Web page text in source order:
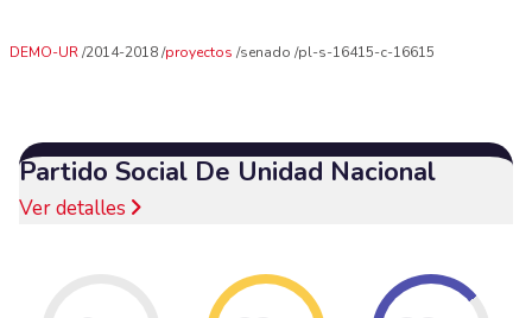
DEMO-UR 2014-2018 proyectos senado pl-s-16415-c-16615
Partido Social De Unidad Nacional
Ver detalles